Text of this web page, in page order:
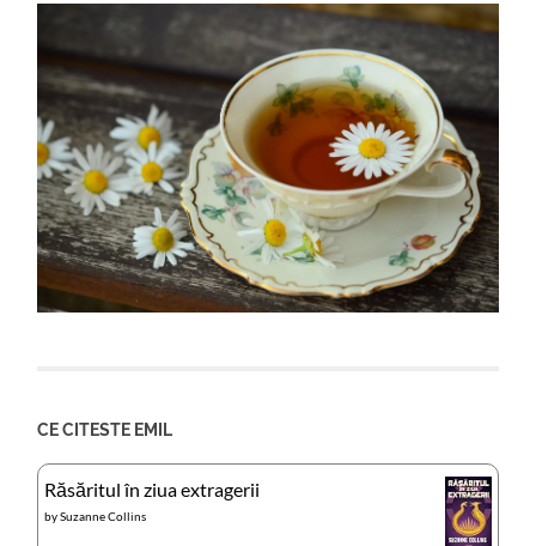
CE CITESTE EMIL
Răsăritul în ziua extragerii
bySuzanne Collins